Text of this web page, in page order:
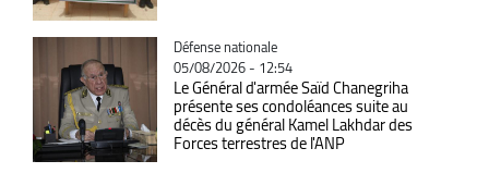
Catégorie
Défense nationale
05/08/2026 - 12:54
Le Général d'armée Saïd Chanegriha
présente ses condoléances suite au
décès du général Kamel Lakhdar des
Forces terrestres de l'ANP